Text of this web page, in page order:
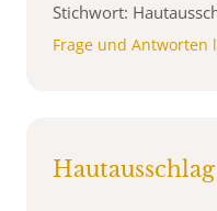
Stichwort:
Frage und Antworten